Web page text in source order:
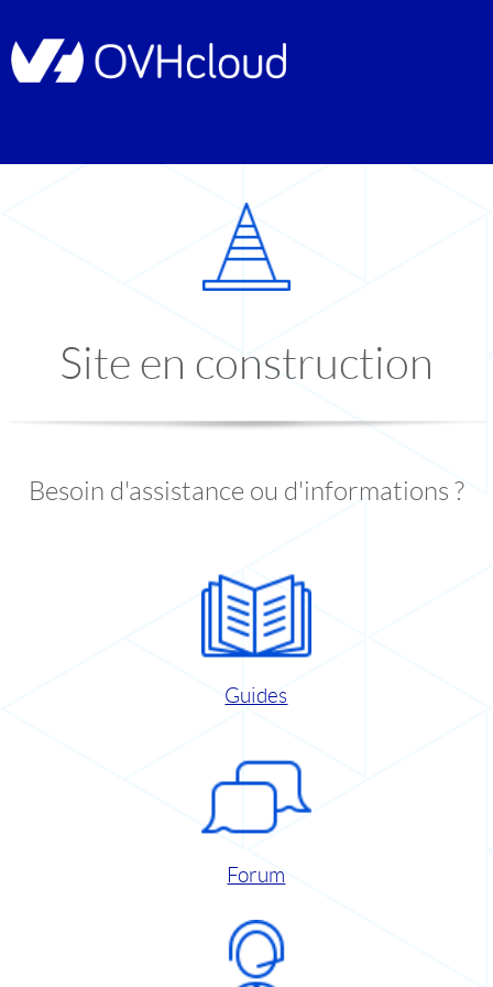
Site en construction
Besoin d'assistance ou d'informations ?
Guides
Forum